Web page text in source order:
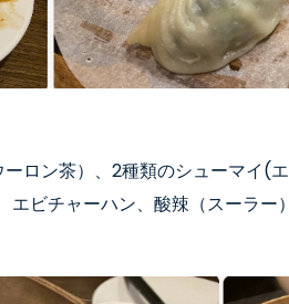
ーロン茶） 、2種類のシューマイ(エ
エビチャーハン、酸辣（スーラー